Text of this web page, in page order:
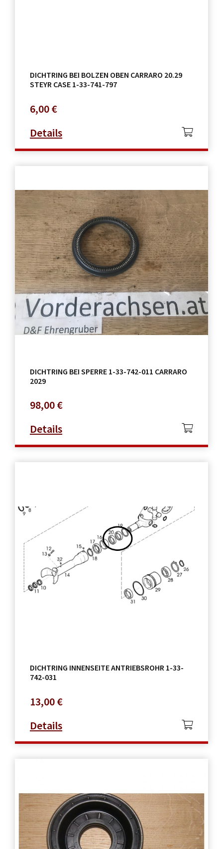
DICHTRING BEI BOLZEN OBEN CARRARO 20.29
STEYR CASE 1-33-741-797
6,00€
Details
DICHTRING BEI SPERRE 1-33-742-011 CARRARO
2029
98,00€
Details
DICHTRING INNENSEITE ANTRIEBSROHR 1-33-
742-031
13,00€
Details